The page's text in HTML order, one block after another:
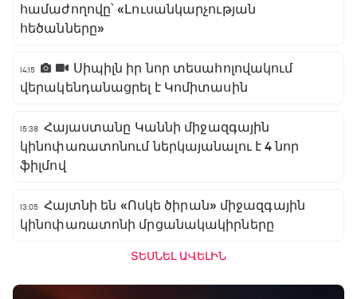
համաժողովը՝ «Լուսանկարչության
հեծանները»
14:15
Սիպիլն իր նոր տեսահոլովակում
վերակենդանացրել է Կոմիտասին
15:38 Հայաստանը Կաննի միջազգային
կինոփառատոնում ներկայանալու է 4 նոր
ֆիլմով
13:05 Հայտնի են «Ոսկե ծիրան» միջազգային
կինոփառատոնի մրցանակակիրները
ՏԵՍՆԵԼ ԱՎԵԼԻՆ